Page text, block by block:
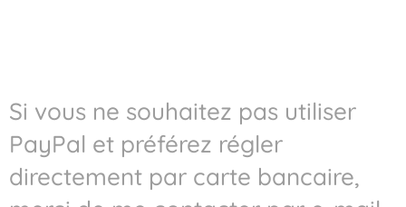
Si vous ne souhaitez pas utiliser
PayPal et préférez régler
directement par carte bancaire,